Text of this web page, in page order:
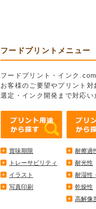
フードプリントメニュー
フードプリント・インク
お客様のご要望やプリント
選定・インク開発まで対応い
賞味期限
トレーサビリティ
イラスト
写真印刷
耐擦過
耐光性
耐湿性
乾燥性
高解像